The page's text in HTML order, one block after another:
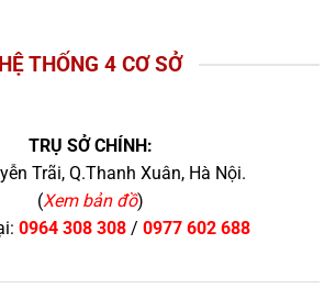
HỆ THỐNG 4 CƠ SỞ
TRỤ SỞ CHÍNH:
Trãi, Q.Thanh Xuân, Hà Nội.
(Xem bản đồ)
0964 308 308/ 0977 602 688